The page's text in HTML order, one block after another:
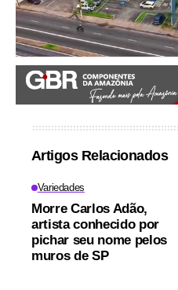
Artigos Relacionados
Variedades
Morre Carlos Adão,
artista conhecido por
pichar seu nome pelos
muros de SP